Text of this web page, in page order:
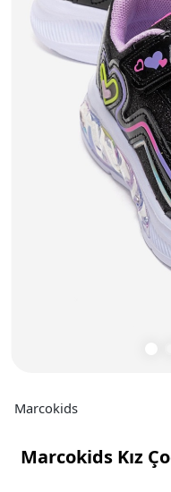
Marcokids
Marcokids Kız